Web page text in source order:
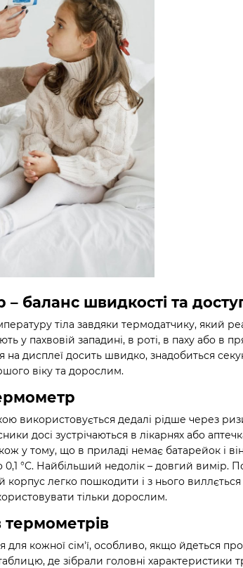
баланс швидкості та
тіла завдяки термодатчику, який
у пахвовій западині, в роті, в паху або в
на дисплеї досить швидко, знадобиться
віку та дорослим.
використовується дедалі рідше через
досі зустрічаються в лікарнях або
у тому, що в приладі немає батарейок і
0,1 °C. Найбільший недолік – довгий вимір.
легко пошкодити і з нього виллється
тільки дорослим.
термометрів
для кожної сім'ї, особливо, якщо йдеться
де зібрали головні характеристики